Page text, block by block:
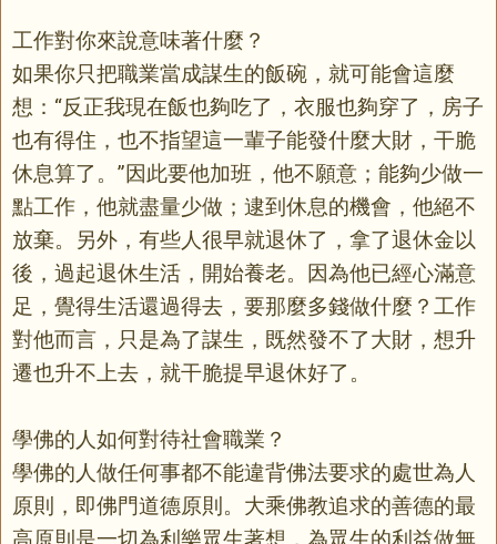
工作對你來說意味著什麼？
如果你只把職業當成謀生的飯碗，就可能會這麼
想：“反正我現在飯也夠吃了，衣服也夠穿了，房子
也有得住，也不指望這一輩子能發什麼大財，干脆
休息算了。”因此要他加班，他不願意；能夠少做一
點工作，他就盡量少做；逮到休息的機會，他絕不
放棄。另外，有些人很早就退休了，拿了退休金以
後，過起退休生活，開始養老。因為他已經心滿意
足，覺得生活還過得去，要那麼多錢做什麼？工作
對他而言，只是為了謀生，既然發不了大財，想升
遷也升不上去，就干脆提早退休好了。
學佛的人如何對待社會職業？
學佛的人做任何事都不能違背佛法要求的處世為人
原則，即佛門道德原則。大乘佛教追求的善德的最
高原則是一切為利樂眾生著想，為眾生的利益做無